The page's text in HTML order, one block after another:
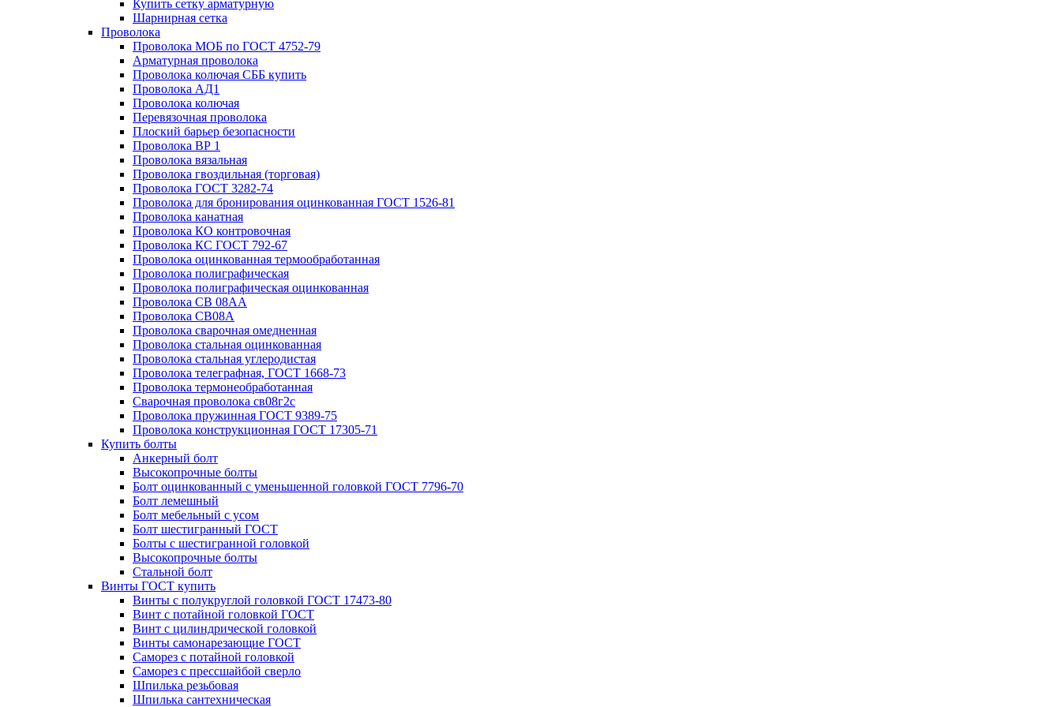
Купить сетку арматурную
Шарнирная сетка
Проволока
Проволока МОБ по ГОСТ 4752-79
Арматурная проволока
Проволока колючая СББ купить
Проволока АД1
Проволока колючая
Перевязочная проволока
Плоский барьер безопасности
Проволока ВР 1
Проволока вязальная
Проволока гвоздильная (торговая)
Проволока ГОСТ 3282-74
Проволока для бронирования оцинкованная ГОСТ 1526-81
Проволока канатная
Проволока КО контровочная
Проволока КС ГОСТ 792-67
Проволока оцинкованная термообработанная
Проволока полиграфическая
Проволока полиграфическая оцинкованная
Проволока СВ 08АА
Проволока СВ08А
Проволока сварочная омедненная
Проволока стальная оцинкованная
Проволока стальная углеродистая
Проволока телеграфная, ГОСТ 1668-73
Проволока термонеобработанная
Сварочная проволока св08г2с
Проволока пружинная ГОСТ 9389-75
Проволока конструкционная ГОСТ 17305-71
Купить болты
Анкерный болт
Высокопрочные болты
Болт оцинкованный с уменьшенной головкой ГОСТ 7796-70
Болт лемешный
Болт мебельный с усом
Болт шестигранный ГОСТ
Болты с шестигранной головкой
Высокопрочные болты
Стальной болт
Винты ГОСТ купить
Винты с полукруглой головкой ГОСТ 17473-80
Винт с потайной головкой ГОСТ
Винт с цилиндрической головкой
Винты самонарезающие ГОСТ
Саморез с потайной головкой
Саморез с прессшайбой сверло
Шпилька резьбовая
Шпилька сантехническая